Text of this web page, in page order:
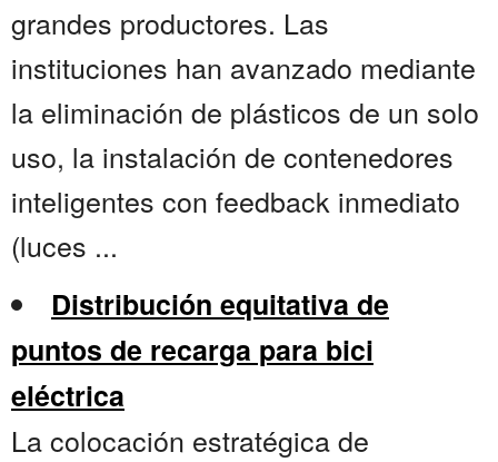
grandes productores. Las
instituciones han avanzado mediante
la eliminación de plásticos de un solo
uso, la instalación de contenedores
inteligentes con feedback inmediato
(luces ...
Distribución equitativa de
puntos de recarga para bici
eléctrica
La colocación estratégica de